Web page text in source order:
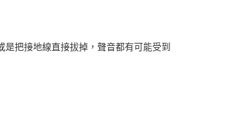
把接地線直接拔掉，聲音都有可能受到